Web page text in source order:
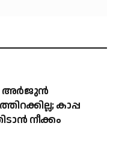
അര്‍ജുന്‍
കാപ്പ
നീക്കം